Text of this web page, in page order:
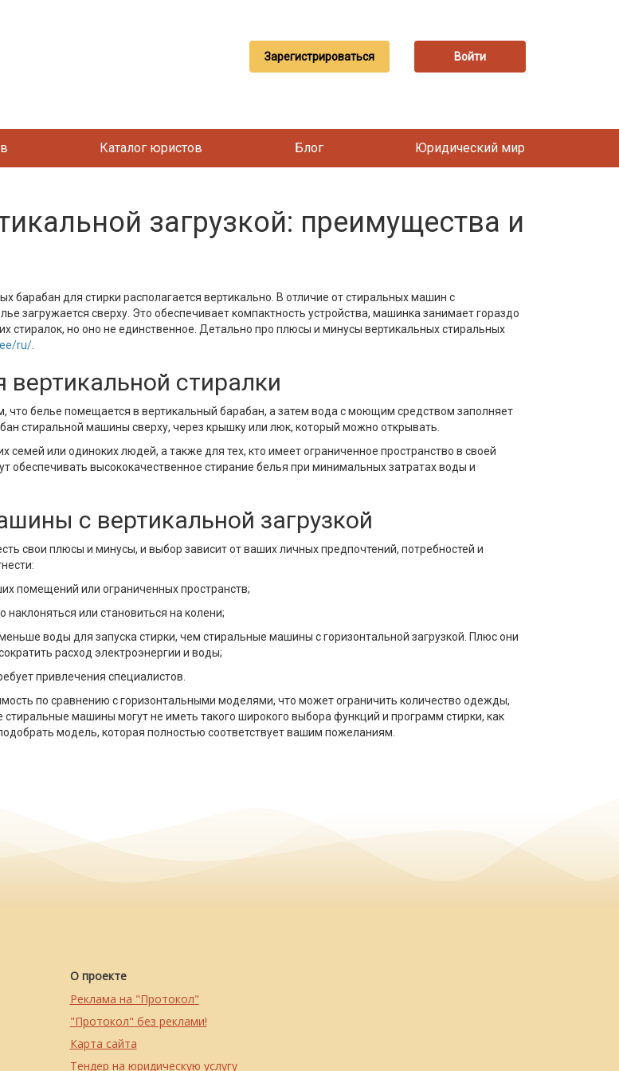
Зарегистрироваться Войти
Каталог юристов Блог Юридический мир
загрузкой: преимущества и
барабан для стирки располагается вертикально. В отличие от стиральных машин с
загружается сверху. Это обеспечивает компактность устройства, машинка занимает гораздо
но оно не единственное. Детально про плюсы и минусы вертикальных стиральных
ru/
стиралки
что белье помещается в вертикальный барабан, а затем вода с моющим средством заполняет
стиральной машины сверху, через крышку или люк, который можно открывать.
или одиноких людей, а также для тех, кто имеет ограниченное пространство в своей
высококачественное стирание белья при минимальных затратах воды и
с вертикальной загрузкой
свои плюсы и минусы, и выбор зависит от ваших личных предпочтений, потребностей и
помещений или ограниченных пространств;
или становиться на колени;
воды для запуска стирки, чем стиральные машины с горизонтальной загрузкой. Плюс они
расход электроэнергии и воды;
привлечения специалистов.
по сравнению с горизонтальными моделями, что может ограничить количество одежды,
машины могут не иметь такого широкого выбора функций и программ стирки, как
модель, которая полностью соответствует вашим пожеланиям.
О проекте
Реклама на "Протокол"
"Протокол" без реклами!
Карта сайта
Тендер на юридическую услугу